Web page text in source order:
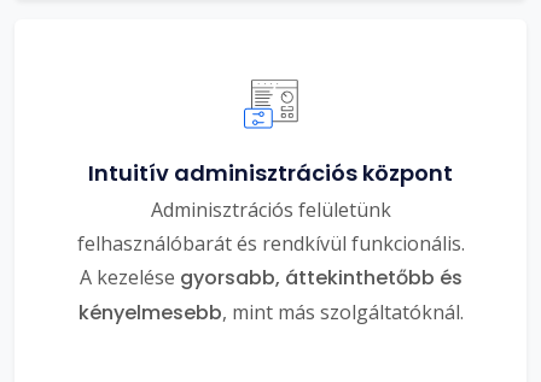
Intuitív adminisztrációs központ
Adminisztrációs felületünk
felhasználóbarát és rendkívül funkcionális.
A kezelése gyorsabb, áttekinthetőbb és
kényelmesebb, mint más szolgáltatóknál.